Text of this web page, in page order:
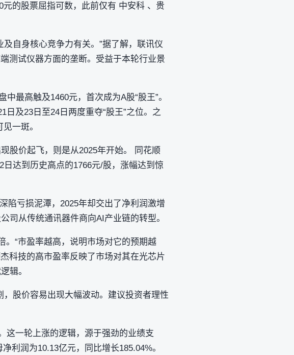
的股票屈指可数，此前仅有 中安科 、贵
自身核心竞争力有关。”据了解，联讯仪
测试仪器方面的垄断。受益于本轮行业景
最高触及1460元，首次成为A股“股王”。
及23日至24日两度重夺“股王”之位。之
一斑。
股价起飞，则是从2025年开始。 同花顺
达到历史高点的1766元/股，涨幅达到惊
陷亏损泥潭，2025年却交出了净利润激增
司从传统通讯器件商向AI产业链的转型。
。“市盈率越高，说明市场对它的预期越
科技的高市盈率反映了市场对其在光芯片
辑。
股价容易出现大幅波动。建议投资者理性
这一轮上涨的逻辑，源于强劲的业绩支
利润为10.13亿元，同比增长185.04%。